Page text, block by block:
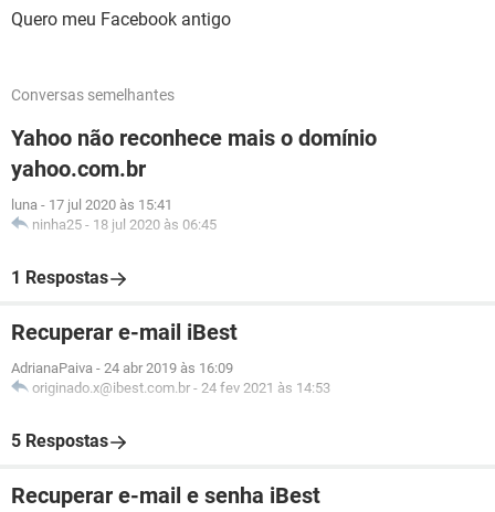
Quero meu Facebook antigo
Conversas semelhantes
Yahoo não reconhece mais o domínio
yahoo.com.br
luna - 17 jul 2020 às 15:41
ninha25 - 18 jul 2020 às 06:45
1 Respostas
Recuperar e-mail iBest
AdrianaPaiva - 24 abr 2019 às 16:09
originado.x@ibest.com.br - 24 fev 2021 às 14:53
5 Respostas
Recuperar e-mail e senha iBest